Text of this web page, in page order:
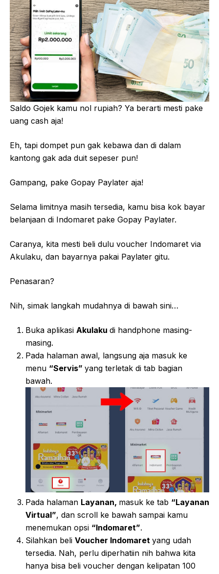
Saldo Gojek kamu nol rupiah? Ya berarti mesti pake
uang cash aja!
Eh, tapi dompet pun gak kebawa dan di dalam
kantong gak ada duit sepeser pun!
Gampang, pake Gopay Paylater aja!
Selama limitnya masih tersedia, kamu bisa kok bayar
belanjaan di Indomaret pake Gopay Paylater.
Caranya, kita mesti beli dulu voucher Indomaret via
Akulaku, dan bayarnya pakai Paylater gitu.
Penasaran?
Nih, simak langkah mudahnya di bawah sini…
Buka aplikasi Akulaku di handphone masing-
masing.
Pada halaman awal, langsung aja masuk ke
menu “Servis” yang terletak di tab bagian
bawah.
Pada halaman Layanan, masuk ke tab “Layanan
Virtual”, dan scroll ke bawah sampai kamu
menemukan opsi “Indomaret”.
Silahkan beli Voucher Indomaret yang udah
tersedia. Nah, perlu diperhatiin nih bahwa kita
hanya bisa beli voucher dengan kelipatan 100